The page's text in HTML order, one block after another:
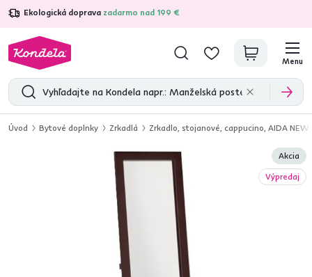
Ekologická doprava zadarmo nad 199 €
4,7 31 157overených produktových recenzií
Menu
Úvod Bytové doplnky Zrkadlá Zrkadlo, stojanové, cappucino, AIDA NEW
Akcia
Výpredaj